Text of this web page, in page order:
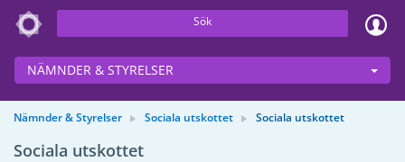
Sök
NÄMNDER & STYRELSER
Nämnder & Styrelser Sociala utskottet Sociala utskottet
Sociala utskottet